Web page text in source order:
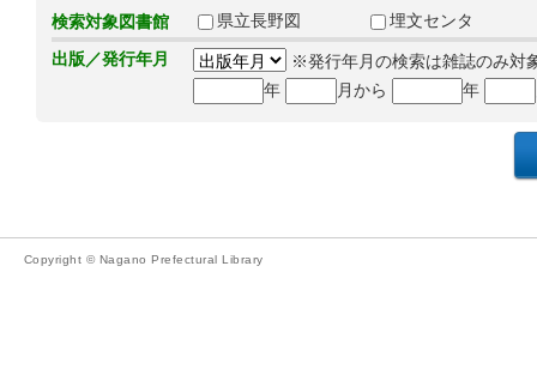
検索対象図書館 県立長野図
埋文センタ
出版／発行年月
※発行年月の検索は雑誌のみ対
年
月から 年
Copyright © Nagano Prefectural Library